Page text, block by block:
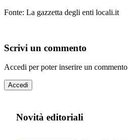
Fonte: La gazzetta degli enti locali.it
Scrivi un commento
Accedi per poter inserire un commento
Accedi
Novità editoriali